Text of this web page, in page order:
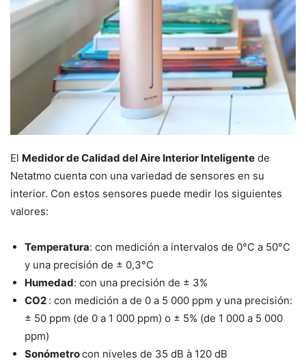
El Medidor de Calidad del Aire Interior Inteligente de
Netatmo cuenta con una variedad de sensores en su
interior. Con estos sensores puede medir los siguientes
valores:
Temperatura: con medición a intervalos de 0°C a 50°C
y una precisión de ± 0,3°C
Humedad: con una precisión de ± 3%
CO2 : con medición a de 0 a 5 000 ppm y una precisión:
± 50 ppm (de 0 a 1 000 ppm) o ± 5% (de 1 000 a 5 000
ppm)
Sonómetrocon niveles de 35 dB à 120 dB